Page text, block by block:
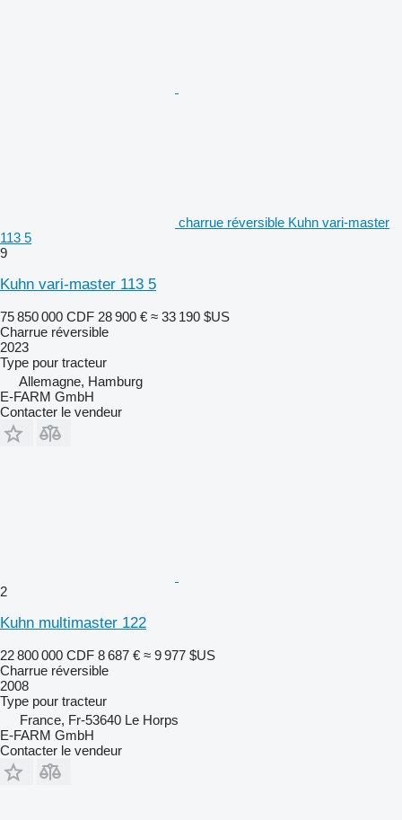
charrue réversible Kuhn vari-master
113 5
9
Kuhn vari-master 113 5
75 850 000 CDF 28 900 € ≈ 33 190 $US
Charrue réversible
2023
Type pour tracteur
Allemagne, Hamburg
E-FARM GmbH
Contacter le vendeur
2
Kuhn multimaster 122
22 800 000 CDF 8 687 € ≈ 9 977 $US
Charrue réversible
2008
Type pour tracteur
France, Fr-53640 Le Horps
E-FARM GmbH
Contacter le vendeur